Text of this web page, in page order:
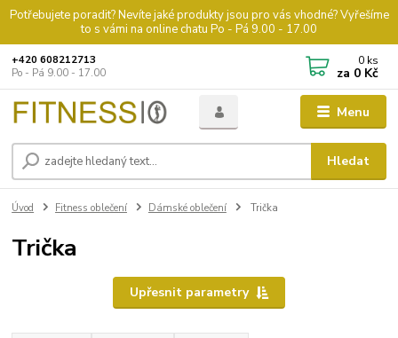
Potřebujete poradit? Nevíte jaké produkty jsou pro vás vhodné? Vyřešíme
to s vámi na online chatu Po - Pá 9.00 - 17.00
Menu
Hledat
+420 608212713
Po - Pá 9.00 - 17.00
0 ks
za 0 Kč
Úvod Fitness oblečení Dámské oblečení Trička
Trička
Upřesnit parametry